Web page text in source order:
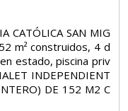
CATÓLICA SAN MIG
m² construidos, 4 d
estado, piscina priv
INDEPENDIENT
DE 152 M2 C